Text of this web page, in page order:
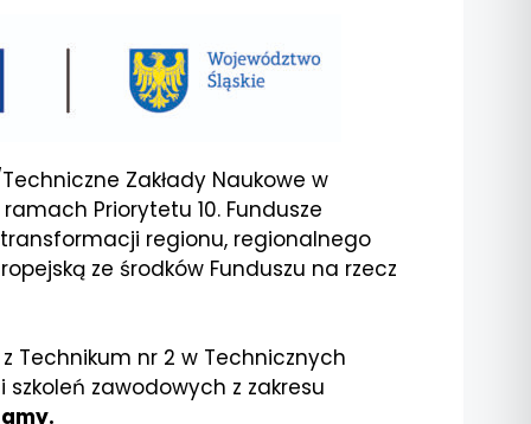
Zakłady Naukowe w
Priorytetu 10. Fundusze
transformacji regionu, regionalnego
ze środków Funduszu na rzecz
Technikum nr 2 w Technicznych
zawodowych z zakresu